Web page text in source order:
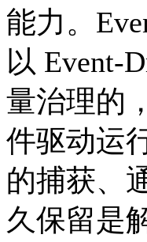
能力。
以 Event-
量治理的
件驱动运
的捕获、
久保留是